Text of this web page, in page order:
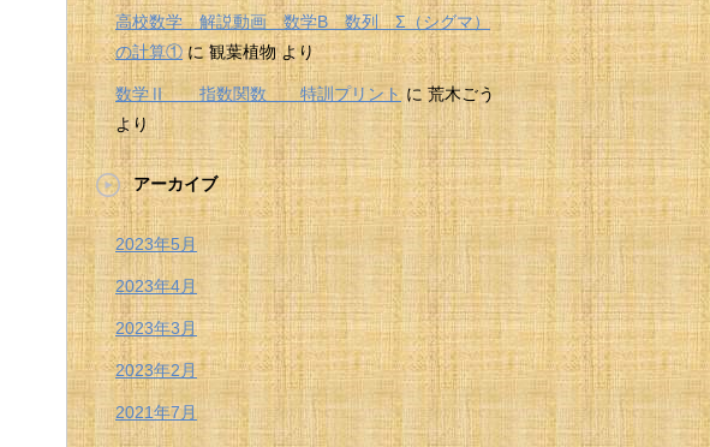
高校数学 解説動画 数学B 数列 Σ（シグマ）
の計算①に観葉植物より
数学Ⅱ 指数関数 特訓プリント に 荒木ごう
より
アーカイブ
2023年5月
2023年4月
2023年3月
2023年2月
2021年7月